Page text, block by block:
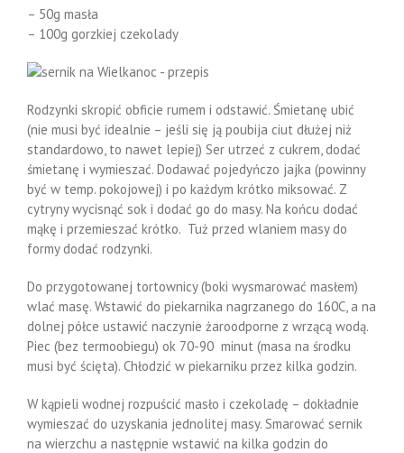
– 50g masła
– 100g gorzkiej czekolady
Rodzynki skropić obficie rumem i odstawić. Śmietanę ubić
(nie musi być idealnie – jeśli się ją poubija ciut dłużej niż
standardowo, to nawet lepiej) Ser utrzeć z cukrem, dodać
śmietanę i wymieszać. Dodawać pojedyńczo jajka (powinny
być w temp. pokojowej) i po każdym krótko miksować. Z
cytryny wycisnąć sok i dodać go do masy. Na końcu dodać
mąkę i przemieszać krótko. Tuż przed wlaniem masy do
formy dodać rodzynki.
Do przygotowanej tortownicy (boki wysmarować masłem)
wlać masę. Wstawić do piekarnika nagrzanego do 160C, a na
dolnej półce ustawić naczynie żaroodporne z wrzącą wodą.
Piec (bez termoobiegu) ok 70-90 minut (masa na środku
musi być ścięta). Chłodzić w piekarniku przez kilka godzin.
W kąpieli wodnej rozpuścić masło i czekoladę – dokładnie
wymieszać do uzyskania jednolitej masy. Smarować sernik
na wierzchu a następnie wstawić na kilka godzin do